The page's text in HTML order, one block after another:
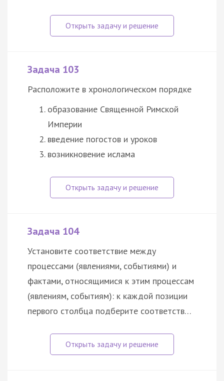
Задача 103
Расположите в хронологическом порядке
образование Священной Римской
Империи
введение погостов и уроков
возникновение ислама
Задача 104
Установите соответствие между
процессами (явлениями, событиями) и
фактами, относящимися к этим процессам
(явлениям, событиям): к каждой позиции
первого столбца подберите соответств…